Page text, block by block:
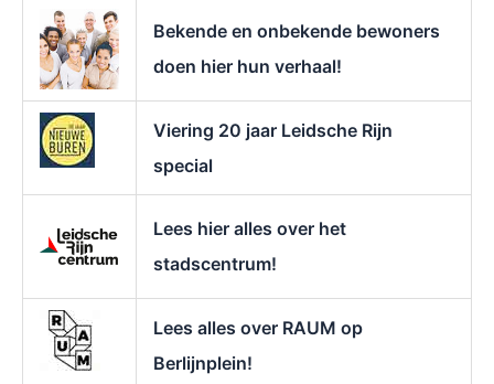
Bekende en onbekende bewoners
doen hier hun verhaal!
Viering 20 jaar Leidsche Rijn
special
Lees hier alles over het
stadscentrum!
Lees alles over RAUM op
Berlijnplein!